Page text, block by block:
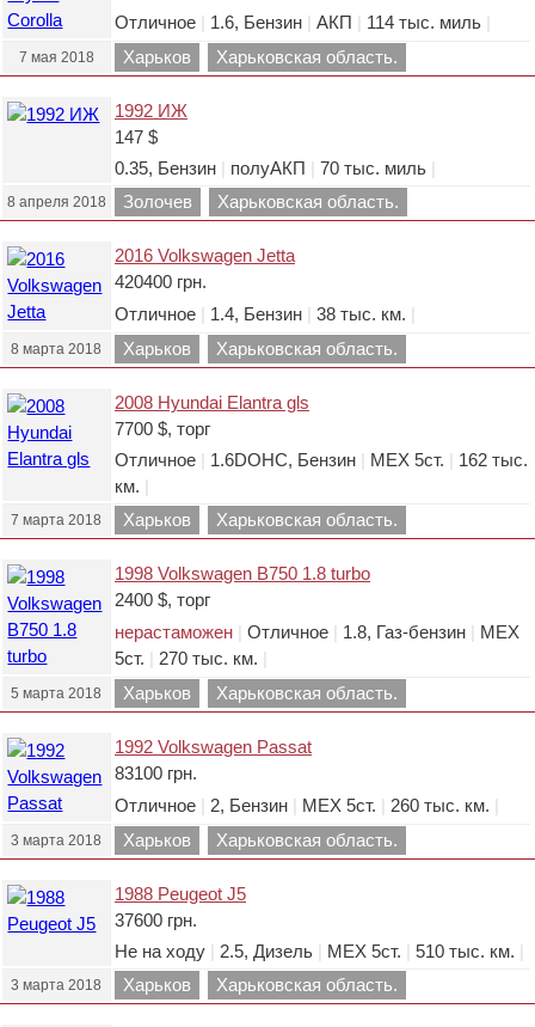
Отличное
1.6, Бензин АКП 114 тыс. миль
7 мая 2018 Харьков Харьковская область.
1992 ИЖ
147 $
0.35, Бензин
полуАКП 70 тыс. миль
8 апреля 2018 Золочев Харьковская область.
2016 Volkswagen Jetta
420400 грн.
Отличное
1.4, Бензин 38 тыс. км.
8 марта 2018 Харьков Харьковская область.
2008 Hyundai Elantra gls
7700 $, торг
Отличное
1.6DOHC, Бензин МЕХ 5ст.
162 тыс.
км.
7 марта 2018 Харьков Харьковская область.
1998 Volkswagen B750 1.8 turbo
2400 $, торг
нерастаможен
Отличное 1.8, Газ-бензин
МЕХ
5ст.
270 тыс. км.
5 марта 2018 Харьков Харьковская область.
1992 Volkswagen Passat
83100 грн.
Отличное
2, Бензин МЕХ 5ст. 260 тыс. км.
3 марта 2018 Харьков Харьковская область.
1988 Peugeot J5
37600 грн.
Не на ходу
2.5, Дизель МЕХ 5ст. 510 тыс. км.
3 марта 2018 Харьков Харьковская область.